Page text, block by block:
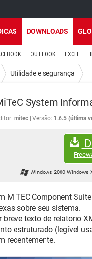
DOWNLOADS
OUTLOOK EXCEL
Utilidade e segurança
System
mitec Versão: 1.6.5 (última
Windows 2000 Windows
MITEC Component
sobre seu sistema.
breve texto de relatório
estruturado (legível
recentemente.